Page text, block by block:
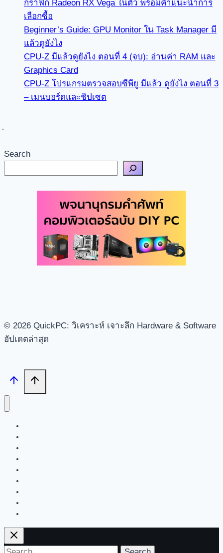
กราฟิก Radeon RX Vega ในตัว พร้อมคำแนะนำการ
เลือกซื้อ
Beginner’s Guide: GPU Monitor ใน Task Manager มี
แล้วดูยังไง
CPU-Z มีแล้วดูยังไง ตอนที่ 4 (จบ): อ่านค่า RAM และ
Graphics Card
CPU-Z โปรแกรมตรวจสอบซีพียู มีแล้ว ดูยังไง ตอนที่ 3
– เมนบอร์ดและชิปเซต
Search
© 2026 QuickPC: วิเคราะห์ เจาะลึก Hardware & Software
อัปเดตล่าสุด